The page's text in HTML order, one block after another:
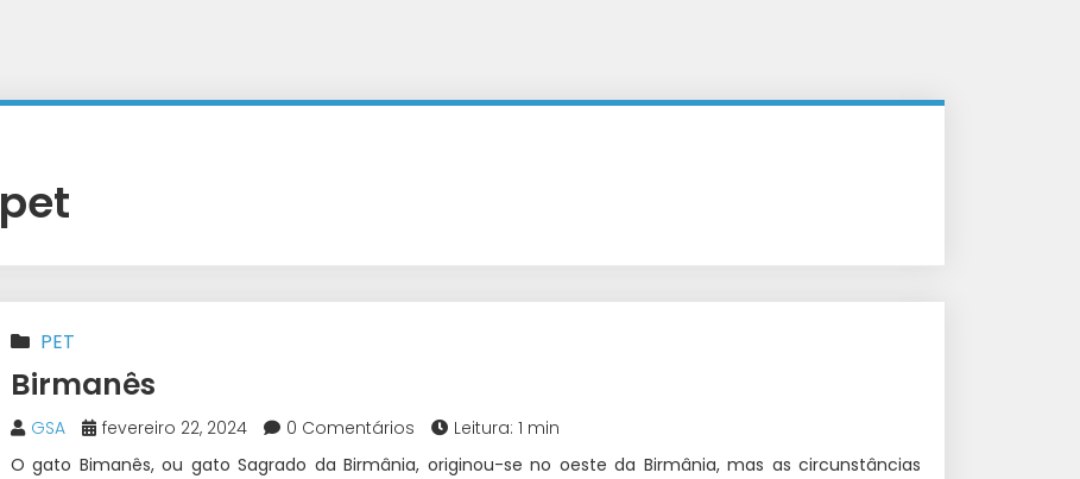
pet
PET
Birmanês
GSA fevereiro 22, 2024 0 Comentários
Leitura: 1 min
O gato Bimanês, ou gato Sagrado da Birmânia, originou-se no oeste da Birmânia, mas as circunstâncias